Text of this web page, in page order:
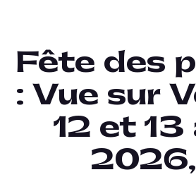
Fête des
: Vue sur
12 et 13